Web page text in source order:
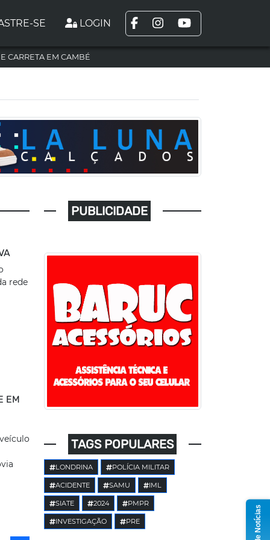
SE LOGIN
CARRETA EM CAMBÉ
rede
EM
PUBLICIDADE
TAGS POPULARES
LONDRINA POLÍCIA MILITAR
ACIDENTE SAMU IML
SIATE 2024 PMPR
INVESTIGAÇÃO PRE